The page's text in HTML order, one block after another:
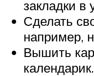
закладки в
Сделать
например,
Вышить
календарик.